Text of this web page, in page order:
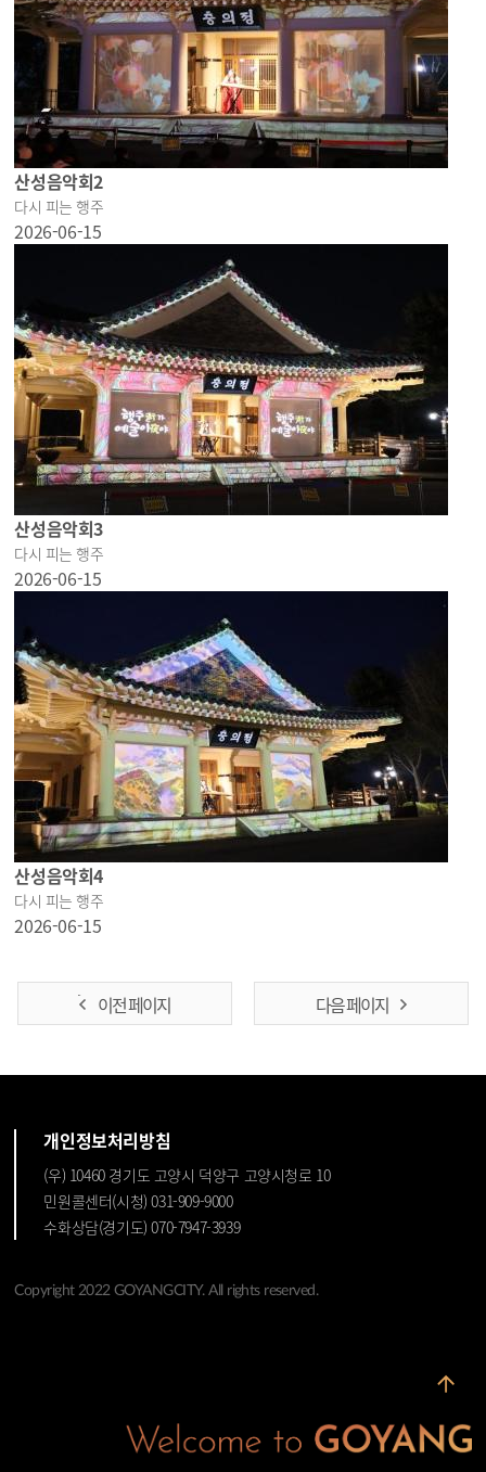
산성음악회2
다시 피는 행주
2026-06-15
산성음악회3
다시 피는 행주
2026-06-15
산성음악회4
다시 피는 행주
2026-06-15
이전 페이지 다음 페이지
개인정보처리방침
(우) 10460 경기도 고양시 덕양구 고양시청로 10
민원콜센터(시청) 031-909-9000
수화상담(경기도) 070-7947-3939
Copyright 2022 GOYANGCITY. All rights reserved.